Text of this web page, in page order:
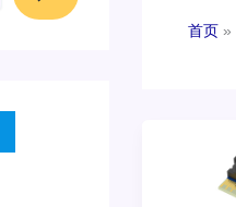
首页